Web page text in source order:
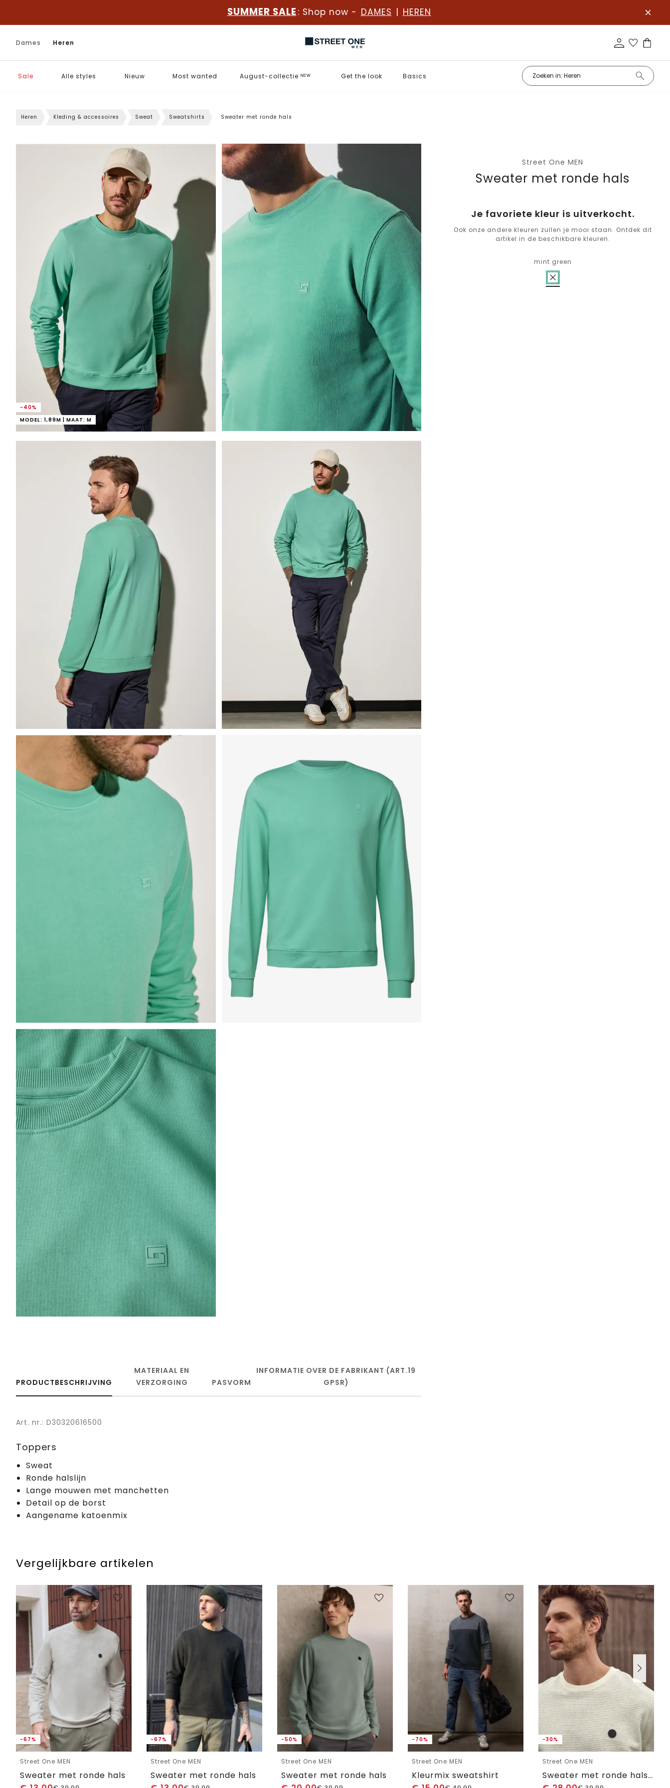
SUMMER SALE : Shop now - DAMES | HEREN
Dames Heren
Sale Alle styles Nieuw Most wanted August-collectie ᴺᴱᵂ Get the look Basics
Heren Kleding & accessoires Sweat Sweatshirts Sweater met ronde hals
-40%
MODEL: 1,89M | MAAT: M
Street One MEN
Sweater met ronde hals
Je favoriete kleur is uitverkocht.
Ook onze andere kleuren zullen je mooi staan. Ontdek dit
artikel in de beschikbare kleuren.
mint green
PRODUCTBESCHRIJVING
MATERIAAL EN
VERZORGING
PASVORM
INFORMATIE OVER DE FABRIKANT (ART.19
GPSR)
Art. nr.: D30320616500
Toppers
Sweat
Ronde halslijn
Lange mouwen met manchetten
Detail op de borst
Aangename katoenmix
Vergelijkbare artikelen
-67%
Street One MEN
Sweater met ronde hals
-67%
Street One MEN
Sweater met ronde hals
-50%
Street One MEN
Sweater met ronde hals
-70%
Street One MEN
Kleurmix sweatshirt
-30%
Street One MEN
Sweater met ronde hals in een zachte stof